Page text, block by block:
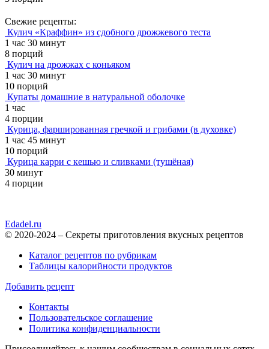
Свежие рецепты:
Кулич «Краффин» из сдобного дрожжевого теста
1 час 30 минут
8 порций
Кулич на дрожжах с коньяком
1 час 30 минут
10 порций
Купаты домашние в натуральной оболочке
1 час
4 порции
Курица, фаршированная гречкой и грибами (в духовке)
1 час 45 минут
10 порций
Курица карри с кешью и сливками (тушёная)
30 минут
4 порции
Edadel.ru
© 2020-2024 – Секреты приготовления вкусных рецептов
Каталог рецептов по рубрикам
Таблицы калорийности продуктов
Добавить рецепт
Контакты
Пользовательское соглашение
Политика конфиденциальности